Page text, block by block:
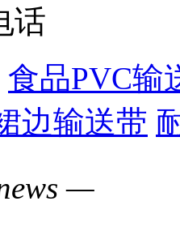
食品PVC输
边输送带
—